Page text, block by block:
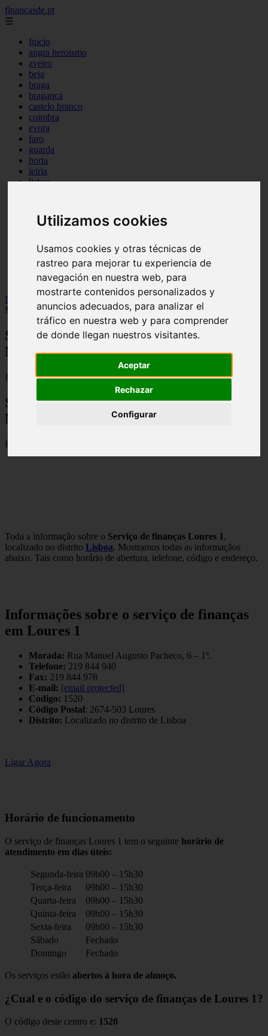
Utilizamos cookies
Usamos cookies y otras técnicas de
rastreo para mejorar tu experiencia de
navegación en nuestra web, para
mostrarte contenidos personalizados y
anuncios adecuados, para analizar el
tráfico en nuestra web y para comprender
de donde llegan nuestros visitantes.
Aceptar
Rechazar
Configurar
financasde.pt
☰
Inicio
angra heroismo
aveiro
beja
braga
braganca
castelo branco
coimbra
evora
faro
guarda
horta
leiria
lisboa
portalegre
porto
setubal
vila real
viseu
Inicio
financaspt >
Serviço de finanças Loures 1 - Contactos,
Morada e Horarios
Serviço de finanças Loures 1 - Contactos,
Morada e Horarios
📅 08/09/2025
Serviço de finanças Loures 1 – Contactos,
Morada e Horarios
Rua Manuel Augusto Pacheco, 6 – 1º., 2674-503 Loures
Toda a informação sobre o Serviço de finanças Loures 1 ,
localizado no distrito Lisboa. Mostramos todas as informaçãos
abaixo. Tais como horário de abertura, telefone, código e endereço.
Informações sobre o serviço de finanças
em Loures 1
Morada: Rua Manuel Augusto Pacheco, 6 – 1º.
Telefone: 219 844 940
Fax: 219 844 978
E-mail: [email protected]
Codigo: 1520
Código Postal: 2674-503 Loures
Distrito: Localizado no distrito de Lisboa
Ligar Agora
Horário de funcionamento
O serviço de finanças Loures 1 tem o seguinte horário de
atendimento em dias úteis:
Segunda-feira 09h00 – 15h30
Terça-feira
09h00 – 15h30
Quarta-feira
09h00 – 15h30
Quinta-feira
09h00 – 15h30
Sexta-feira
09h00 – 15h30
Sábado
Fechado
Domingo
Fechado
Os serviços estão abertos à hora de almoço.
¿Cual e o código do serviço de finanças de Loures 1?
O código deste centro e: 1520